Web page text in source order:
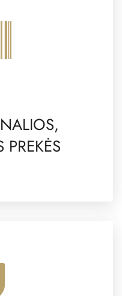
PREKĖS